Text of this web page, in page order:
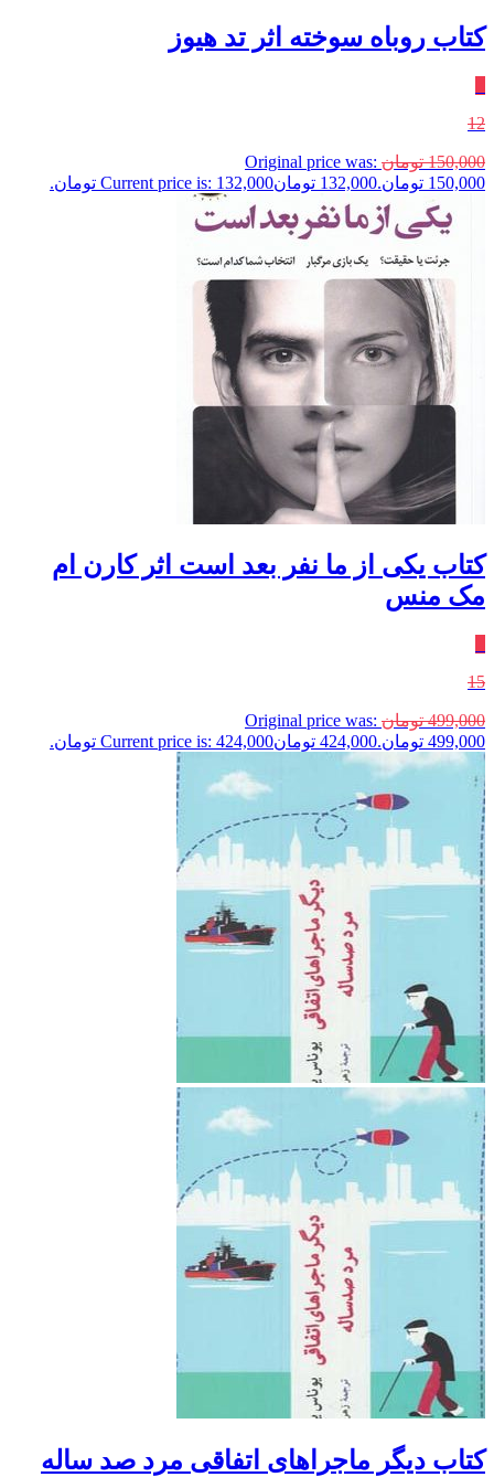
کتاب روباه سوخته اثر تد هیوز
12
150,000 تومان Original price was:
150,000 تومان.
132,000 تومانCurrent price is: 132,000 تومان.
کتاب یکی از ما نفر بعد است اثر کارن ام
مک منس
15
499,000 تومان Original price was:
499,000 تومان.
424,000 تومانCurrent price is: 424,000 تومان.
کتاب دیگر ماجراهای اتفاقی مرد صد ساله